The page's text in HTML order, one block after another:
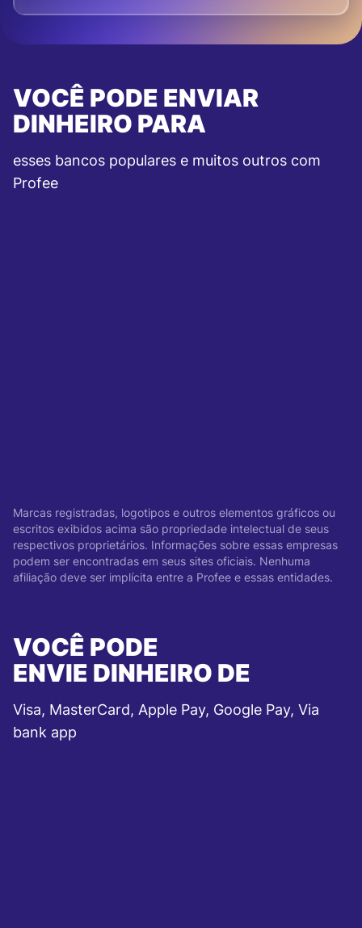
VOCÊ PODE ENVIAR
DINHEIRO PARA
esses bancos populares e muitos outros com
Profee
Marcas registradas, logotipos e outros elementos gráficos ou
escritos exibidos acima são propriedade intelectual de seus
respectivos proprietários. Informações sobre essas empresas
podem ser encontradas em seus sites oficiais. Nenhuma
afiliação deve ser implícita entre a Profee e essas entidades.
VOCÊ PODE
ENVIE DINHEIRO DE
Visa, MasterCard, Apple Pay, Google Pay, Via
bank app